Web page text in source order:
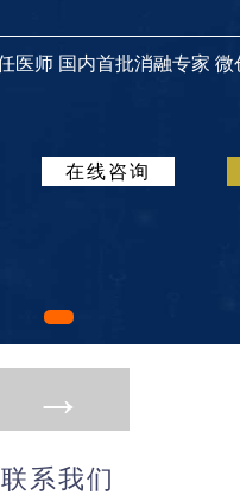
医师 国内首批消融专家
在线咨询
→
联系我们